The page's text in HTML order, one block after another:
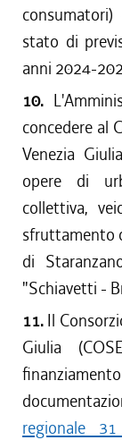
stato di
anni 2024-
10.
concedere al
Venezia
opere di
collettiva,
sfruttamento
di
"Schiavetti -
11. Il
Giulia
regionale